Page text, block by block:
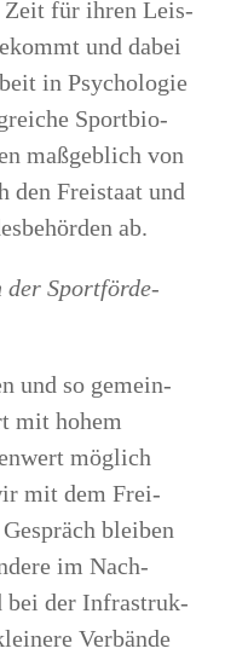
Zeit für ihren Leis­
und dabei
in Psy­cho­lo­gie
Sport­bio­
maß­geb­lich von
den Frei­staat und
ab.
der Sport­för­de­
und so gemein­
mit hohem
mög­lich
mit dem Frei­
blei­ben
im Nach­
bei der Infra­struk­
Ver­bän­de